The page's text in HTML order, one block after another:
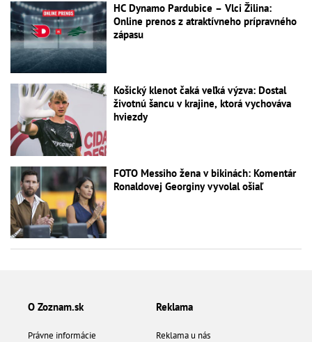
HC Dynamo Pardubice – Vlci Žilina:
Online prenos z atraktívneho prípravného
zápasu
Košický klenot čaká veľká výzva: Dostal
životnú šancu v krajine, ktorá vychováva
hviezdy
FOTO Messiho žena v bikinách: Komentár
Ronaldovej Georginy vyvolal ošiaľ
O Zoznam.sk
Právne informácie
Reklama
Reklama u nás